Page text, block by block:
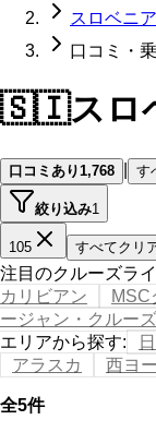
スロベニア
口コミ・
🇸🇮スロ
口コミあり1,768 す
絞り込み1
105 すべてクリ
注目のクルーズラ
カリビアン
MSC
ージャン・クルー
エリアから探す:
アラスカ
西ヨ
全5件